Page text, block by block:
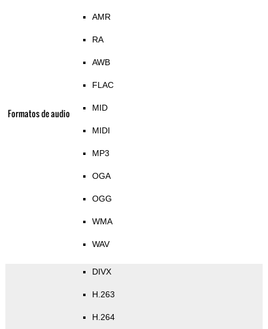
Formatos de audio
AMR
RA
AWB
FLAC
MID
MIDI
MP3
OGA
OGG
WMA
WAV
DIVX
H.263
H.264